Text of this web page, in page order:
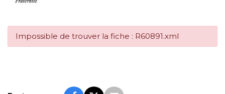
Impossible de trouver la fiche : R60891.xml